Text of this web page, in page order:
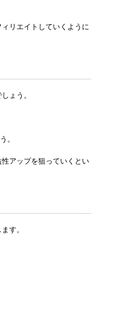
リエイトしていくように
ょう。
。
アップを狙っていくとい
す。